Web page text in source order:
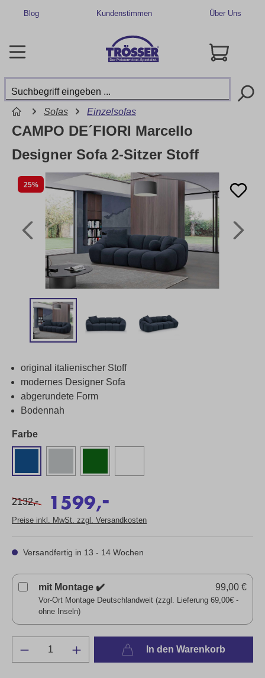
Blog Kundenstimmen Über Uns
Sofas Einzelsofas
25%
CAMPO DE´FIORI Marcello
Designer Sofa 2-Sitzer Stoff
original italienischer Stoff
modernes Designer Sofa
abgerundete Form
Bodennah
Farbe
2132,- 1599,
-
Preise inkl. MwSt. zzgl. Versandkosten
Versandfertig in 13 - 14 Wochen
mit Montage ✔️
Vor-Ort Montage Deutschlandweit (zzgl. Lieferung 69,00€ -
ohne Inseln)
99,00 €
In den Warenkorb